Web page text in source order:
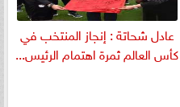
عادل شحاتة : إنجاز المنتخب في
كأس العالم ثمرة اهتمام الرئيس...